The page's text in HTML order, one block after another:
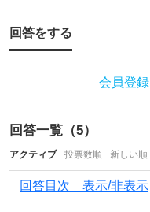
テ
ラ
た
ら
4
回答をする
会員登録
回答一覧（5）
アクティブ 投票数順 新しい順
回答目次 表示/非表示